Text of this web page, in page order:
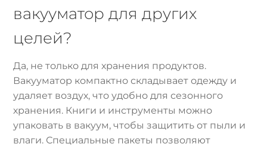
вакууматор для других
целей?
Да, не только для хранения продуктов.
Вакууматор компактно складывает одежду и
удаляет воздух, что удобно для сезонного
хранения. Книги и инструменты можно
упаковать в вакуум, чтобы защитить от пыли и
влаги. Специальные пакеты позволяют